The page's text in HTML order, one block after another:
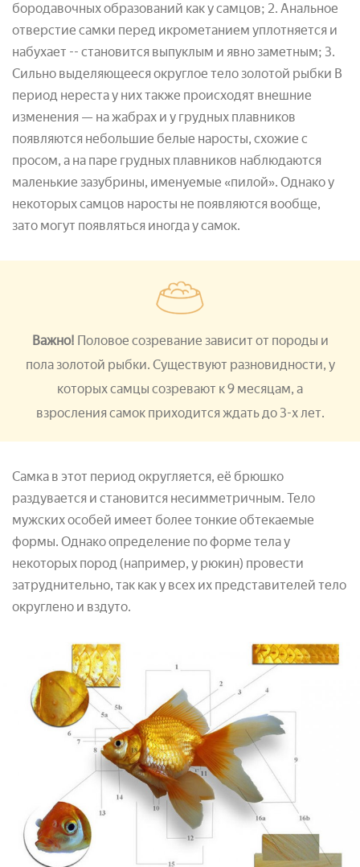
бородавочных образований как у самцов; 2. Анальное
отверстие самки перед икрометанием уплотняется и
набухает -- становится выпуклым и явно заметным; 3.
Сильно выделяющееся округлое тело золотой рыбки В
период нереста у них также происходят внешние
изменения — на жабрах и у грудных плавников
появляются небольшие белые наросты, схожие с
просом, а на паре грудных плавников наблюдаются
маленькие зазубрины, именуемые «пилой». Однако у
некоторых самцов наросты не появляются вообще,
зато могут появляться иногда у самок.
Важно! Половое созревание зависит от породы и
пола золотой рыбки. Существуют разновидности, у
которых самцы созревают к 9 месяцам, а
взросления самок приходится ждать до 3-х лет.
Самка в этот период округляется, её брюшко
раздувается и становится несимметричным. Тело
мужских особей имеет более тонкие обтекаемые
формы. Однако определение по форме тела у
некоторых пород (например, у рюкин) провести
затруднительно, так как у всех их представителей тело
округлено и вздуто.